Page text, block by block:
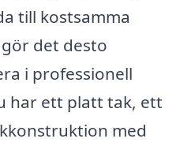
till kostsamma
det desto
i professionell
har ett platt tak, ett
med